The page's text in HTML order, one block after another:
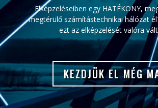
Elképzeléseiben egy HATÉKONY,
megtérülő számítástechnikai hálózat
ezt az elképzelését valóra
KEZDJÜK EL MÉG